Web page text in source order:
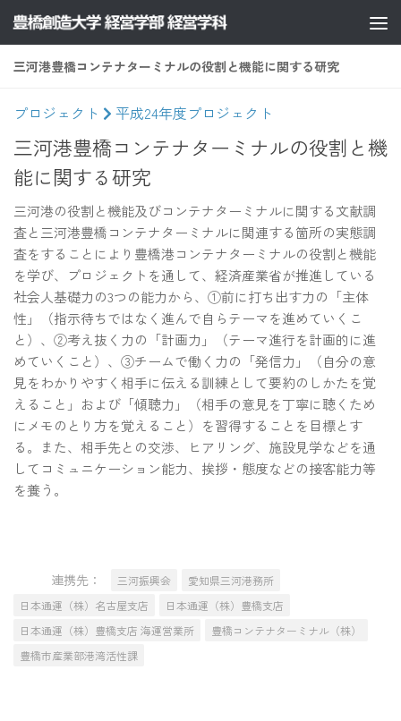
コンテンツへスキップ
三河港豊橋コンテナターミナルの役割と機能に関する研究
プロジェクト 平成24年度プロジェクト
三河港豊橋コンテナターミナルの役割と機
能に関する研究
三河港の役割と機能及びコンテナターミナルに関する文献調
査と三河港豊橋コンテナターミナルに関連する箇所の実態調
査をすることにより豊橋港コンテナターミナルの役割と機能
を学び、プロジェクトを通して、経済産業省が推進している
社会人基礎力の3つの能力から、①前に打ち出す力の「主体
性」（指示待ちではなく進んで自らテーマを進めていくこ
と）、②考え抜く力の「計画力」（テーマ進行を計画的に進
めていくこと）、③チームで働く力の「発信力」（自分の意
見をわかりやすく相手に伝える訓練として要約のしかたを覚
えること」および「傾聴力」（相手の意見を丁寧に聴くため
にメモのとり方を覚えること）を習得することを目標とす
る。また、相手先との交渉、ヒアリング、施設見学などを通
してコミュニケーション能力、挨拶・態度などの接客能力等
を養う。
連携先： 三河振興会
愛知県三河港務所
日本通運（株）名古屋支店
日本通運（株）豊橋支店
日本通運（株）豊橋支店 海運営業所
豊橋コンテナターミナル（株）
豊橋市産業部港湾活性課